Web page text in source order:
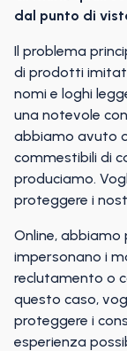
dal punto di
Il problema
di prodotti
nomi e loghi
una notevole
abbiamo avuto
commestibili di
produciamo.
proteggere i
Online, abbiamo
impersonano i
reclutamento o
questo caso,
proteggere i
esperienza